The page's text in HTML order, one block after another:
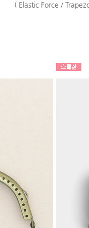
( Elastic Force /